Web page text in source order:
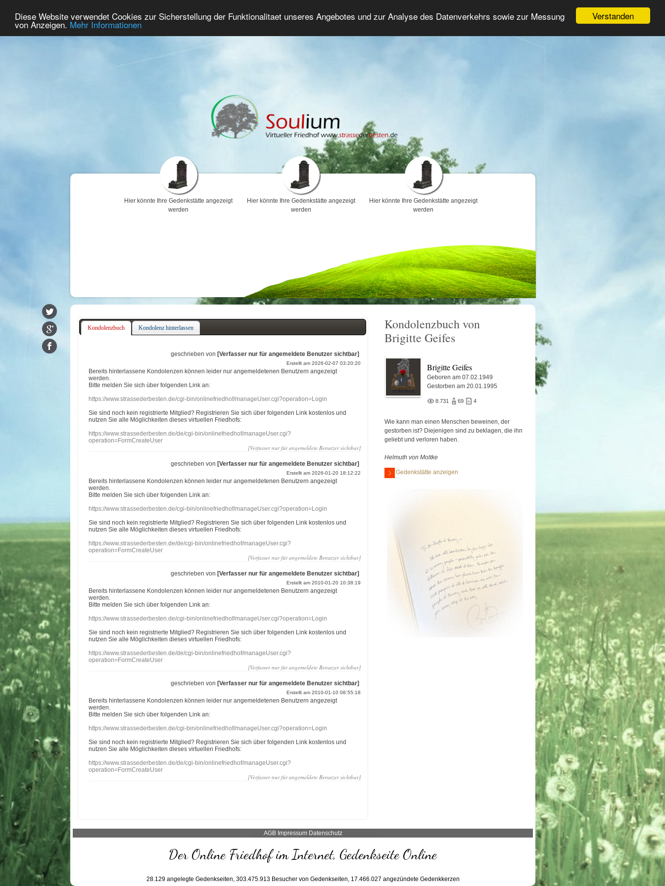
Verstanden
Diese Website verwendet Cookies zur Sicherstellung der Funktionalitaet unseres Angebotes und zur Analyse des Datenverkehrs sowie zur Messung
von Anzeigen. Mehr Informationen
Home Premium Gedenken Trauerforum Erweiterte Suche Anmelden
Hier könnte Ihre Gedenkstätte angezeigt
werden
Hier könnte Ihre Gedenkstätte angezeigt
werden
Hier könnte Ihre Gedenkstätte angezeigt
werden
Kondolenzbuch Kondolenz hinterlassen
geschrieben von [Verfasser nur für angemeldete Benutzer sichtbar]
Erstellt am 2026-02-07 03:20:20
Bereits hinterlassene Kondolenzen können leider nur angemeldetenen Benutzern angezeigt
werden.
Bitte melden Sie sich über folgenden Link an:
https://www.strassederbesten.de/cgi-bin/onlinefriedhof/manageUser.cgi?operation=Login
Sie sind noch kein registrierte Mitglied? Registrieren Sie sich über folgenden Link kostenlos und
nutzen Sie alle Möglichkeiten dieses virtuellen Friedhofs:
https://www.strassederbesten.de/de/cgi-bin/onlinefriedhof/manageUser.cgi?
operation=FormCreateUser
[Verfasser nur für angemeldete Benutzer sichtbar]
geschrieben von [Verfasser nur für angemeldete Benutzer sichtbar]
Erstellt am 2026-01-20 18:12:22
Bereits hinterlassene Kondolenzen können leider nur angemeldetenen Benutzern angezeigt
werden.
Bitte melden Sie sich über folgenden Link an:
https://www.strassederbesten.de/cgi-bin/onlinefriedhof/manageUser.cgi?operation=Login
Sie sind noch kein registrierte Mitglied? Registrieren Sie sich über folgenden Link kostenlos und
nutzen Sie alle Möglichkeiten dieses virtuellen Friedhofs:
https://www.strassederbesten.de/de/cgi-bin/onlinefriedhof/manageUser.cgi?
operation=FormCreateUser
[Verfasser nur für angemeldete Benutzer sichtbar]
geschrieben von [Verfasser nur für angemeldete Benutzer sichtbar]
Erstellt am 2010-01-20 10:38:19
Bereits hinterlassene Kondolenzen können leider nur angemeldetenen Benutzern angezeigt
werden.
Bitte melden Sie sich über folgenden Link an:
https://www.strassederbesten.de/cgi-bin/onlinefriedhof/manageUser.cgi?operation=Login
Sie sind noch kein registrierte Mitglied? Registrieren Sie sich über folgenden Link kostenlos und
nutzen Sie alle Möglichkeiten dieses virtuellen Friedhofs:
https://www.strassederbesten.de/de/cgi-bin/onlinefriedhof/manageUser.cgi?
operation=FormCreateUser
[Verfasser nur für angemeldete Benutzer sichtbar]
geschrieben von [Verfasser nur für angemeldete Benutzer sichtbar]
Erstellt am 2010-01-10 08:55:18
Bereits hinterlassene Kondolenzen können leider nur angemeldetenen Benutzern angezeigt
werden.
Bitte melden Sie sich über folgenden Link an:
https://www.strassederbesten.de/cgi-bin/onlinefriedhof/manageUser.cgi?operation=Login
Sie sind noch kein registrierte Mitglied? Registrieren Sie sich über folgenden Link kostenlos und
nutzen Sie alle Möglichkeiten dieses virtuellen Friedhofs:
https://www.strassederbesten.de/de/cgi-bin/onlinefriedhof/manageUser.cgi?
operation=FormCreateUser
[Verfasser nur für angemeldete Benutzer sichtbar]
Kondolenzbuch von
Brigitte Geifes
Brigitte Geifes
Geboren am 07.02.1949
Gestorben am 20.01.1995
8.731 69 4
Wie kann man einen Menschen beweinen, der
gestorben ist? Diejenigen sind zu beklagen, die ihn
geliebt und verloren haben.
Helmuth von Moltke
Gedenkstätte anzeigen
AGB Impressum Datenschutz
Der Online Friedhof im Internet, Gedenkseite Online
28.129angelegte Gedenkseiten, 303.475.913Besucher von Gedenkseiten, 17.466.027 angezündete Gedenkkerzen